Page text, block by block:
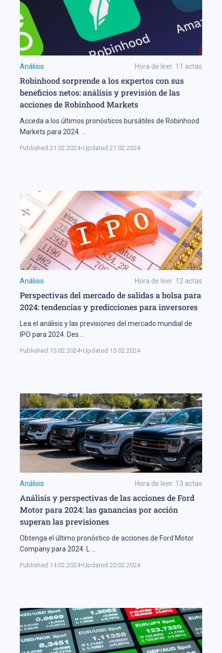
Análisis Hora de leer: 11 actas
Robinhood sorprende a los expertos con sus
beneficios netos: análisis y previsión de las
acciones de Robinhood Markets
Acceda a los últimos pronósticos bursátiles de Robinhood
Markets para 2024.
Published:21.02.2024•Updated:21.02.2024
Análisis Hora de leer: 12 actas
Perspectivas del mercado de salidas a bolsa para
2024: tendencias y predicciones para inversores
Lea el análisis y las previsiones del mercado mundial de
IPO para 2024. Des
Published:15.02.2024•Updated:15.02.2024
Análisis Hora de leer: 13 actas
Análisis y perspectivas de las acciones de Ford
Motor para 2024: las ganancias por acción
superan las previsiones
Obtenga el último pronóstico de acciones de Ford Motor
Company para 2024. L
Published:14.02.2024•Updated:20.02.2024